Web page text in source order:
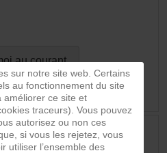
au courant
du Produit
sur notre site web. Certains
au fonctionnement du site
améliorer ce site et
traceurs). Vous pouvez
autorisez ou non ces
si vous les rejetez, vous
utiliser l’ensemble des